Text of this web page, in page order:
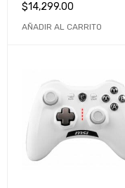
Multi-Touch de 7 | A1M-
052US
$14,299.00
AÑADIR AL CARRITO